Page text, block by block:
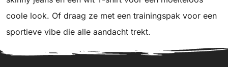
coole look. Of draag ze met een trainingspak voor een
sportieve vibe die alle aandacht trekt.